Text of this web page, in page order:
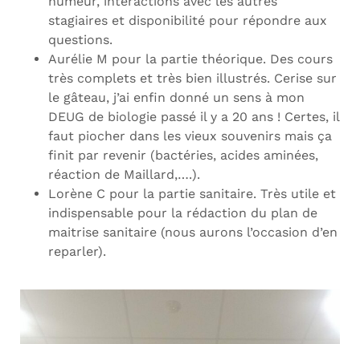
stagiaires et disponibilité pour répondre aux
questions.
Aurélie M pour la partie théorique. Des cours
très complets et très bien illustrés. Cerise sur
le gâteau, j’ai enfin donné un sens à mon
DEUG de biologie passé il y a 20 ans ! Certes, il
faut piocher dans les vieux souvenirs mais ça
finit par revenir (bactéries, acides aminées,
réaction de Maillard,….).
Lorène C pour la partie sanitaire. Très utile et
indispensable pour la rédaction du plan de
maitrise sanitaire (nous aurons l’occasion d’en
reparler).